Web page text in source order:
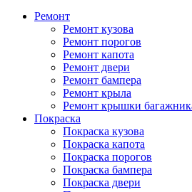
Ремонт
Ремонт кузова
Ремонт порогов
Ремонт капота
Ремонт двери
Ремонт бампера
Ремонт крыла
Ремонт крышки
Покраска
Покраска кузова
Покраска капота
Покраска порогов
Покраска бампера
Покраска двери